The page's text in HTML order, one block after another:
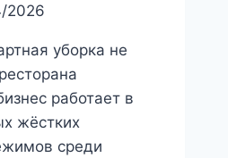
ошибиться
с
подрядчиком
(Ростов-
на-
Дону
2026
уборка не
работает в
жёстких
среди